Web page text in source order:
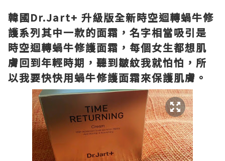
韓國Dr.Jart+ 升級版全新時空迴轉蝸牛修
護系列其中一款的面霜，名字相當吸引是
時空迴轉蝸牛修護面霜，每個女生都想肌
膚回到年輕時期，聽到皺紋我就怕怕，所
以我要快快用蝸牛修護面霜來保護肌膚。